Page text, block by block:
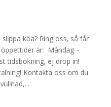
köa? Ring oss, så får
är: Måndag –
tidsbokning, ej drop in!
Kontakta oss om du